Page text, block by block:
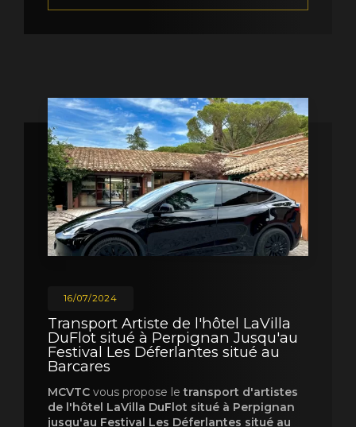
16/07/2024
Transport Artiste de l'hôtel LaVilla
DuFlot situé à Perpignan Jusqu'au
Festival Les Déferlantes situé au
Barcares
MCVTC vous propose letransport d'artistes
de l'hôtel LaVilla DuFlot situé à Perpignan
jusqu'au Festival Les Déferlantes situé au